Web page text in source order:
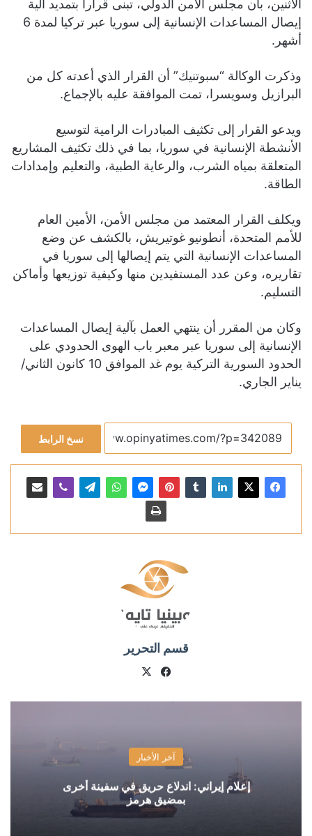
الاثنين، بأن مجلس الأمن الدولي، تبنى قرارا بتمديد آلية
إيصال المساعدات الإنسانية إلى سوريا عبر تركيا لمدة 6
أشهر.
وذكرت الوكالة “سبوتنيك” أن القرار الذي أعدته كل من
البرازيل وسويسرا، تمت الموافقة عليه بالإجماع.
ويدعو القرار إلى تكثيف المبادرات الرامية لتوسيع
الأنشطة الإنسانية في سوريا، بما في ذلك تكثيف المشاريع
المتعلقة بمياه الشرب، والرعاية الطبية، والتعليم وإمدادات
الطاقة.
ويكلف القرار المعتمد من مجلس الأمن، الأمين العام
للأمم المتحدة، أنطونيو غوتيريش، بالكشف عن وضع
المساعدات الإنسانية التي يتم إيصالها إلى سوريا في
تقاريره، وعن عدد المستفيدين منها وكيفية توزيعها وأماكن
التسليم.
وكان من المقرر أن ينتهي العمل بآلية إيصال المساعدات
الإنسانية إلى سوريا عبر معبر باب الهوى الحدودي على
الحدود السورية التركية يوم غد الموافق 10 كانون الثاني/
يناير الجاري.
نسخ الرابط
قسم التحرير
فيسبوك
آخر الأخبار
إعلام إيراني: اندلاع حريق في سفينة أخرى
بمضيق هرمز